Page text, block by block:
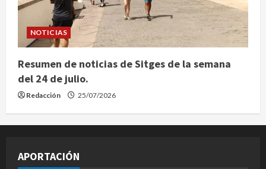
NOTICIAS
Resumen de noticias de Sitges de la semana
del 24 de julio.
Redacción 25/07/2026
APORTACIÓN